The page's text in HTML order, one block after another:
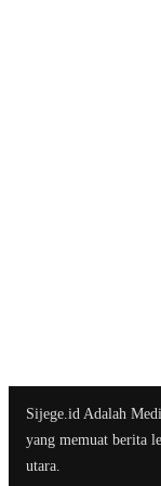
Sijege.id Adalah
yang memuat berita
utara.